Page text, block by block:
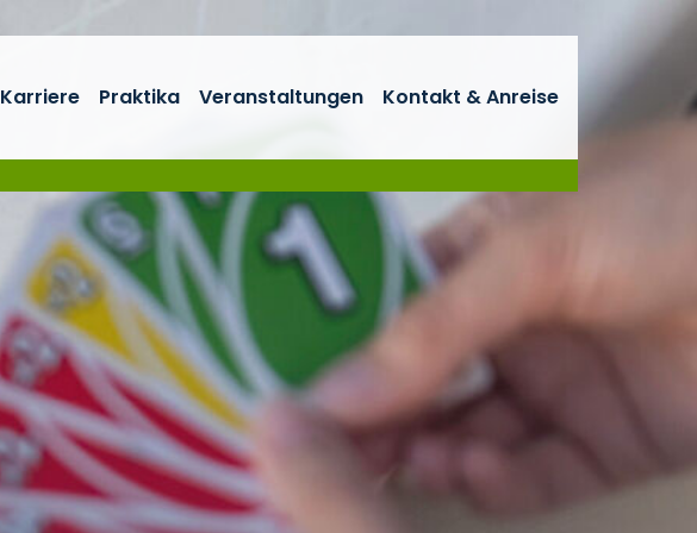
Karriere Praktika Veranstaltungen Kontakt & Anreise